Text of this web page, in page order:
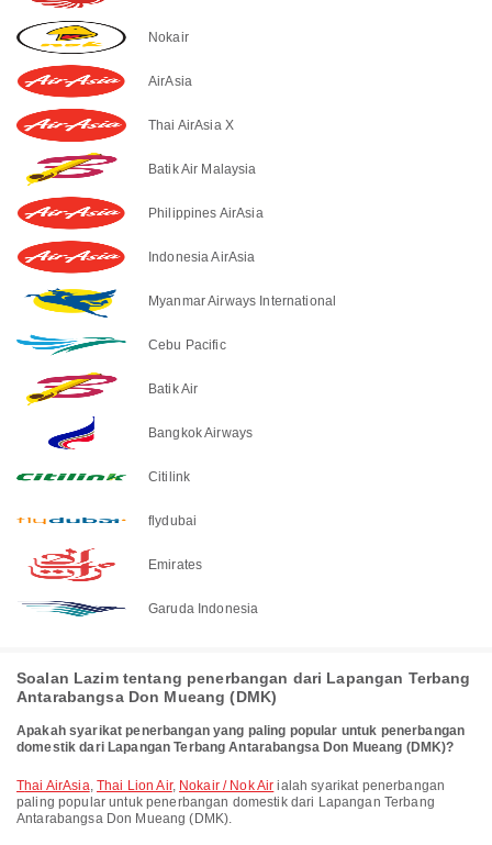
Nokair
AirAsia
Thai AirAsia X
Batik Air Malaysia
Philippines AirAsia
Indonesia AirAsia
Myanmar Airways International
Cebu Pacific
Batik Air
Bangkok Airways
Citilink
flydubai
Emirates
Garuda Indonesia
Soalan Lazim tentang penerbangan dari Lapangan Terbang
Antarabangsa Don Mueang (DMK)
Apakah syarikat penerbangan yang paling popular untuk penerbangan
domestik dari Lapangan Terbang Antarabangsa Don Mueang (DMK)?
Thai AirAsia, Thai Lion Air, Nokair / Nok Air ialah syarikat penerbangan
paling popular untuk penerbangan domestik dari Lapangan Terbang
Antarabangsa Don Mueang (DMK).